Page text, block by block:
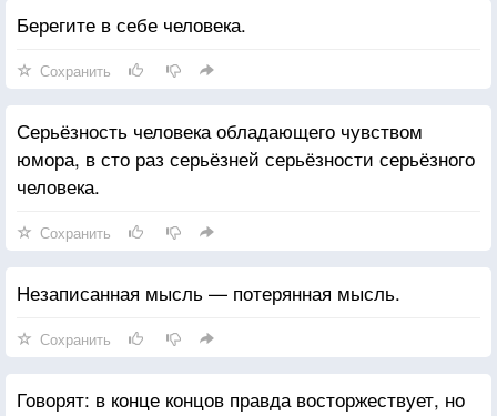
Берегите в себе человека.
Сохранить
Серьёзность человека обладающего чувством
юмора, в сто раз серьёзней серьёзности серьёзного
человека.
Сохранить
Незаписанная мысль — потерянная мысль.
Сохранить
Говорят: в конце концов правда восторжествует, но